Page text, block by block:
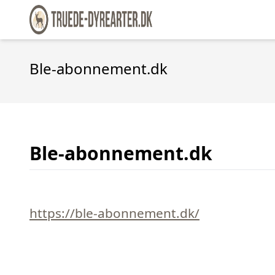
Ble-abonnement.dk
Ble-abonnement.dk
https://ble-abonnement.dk/